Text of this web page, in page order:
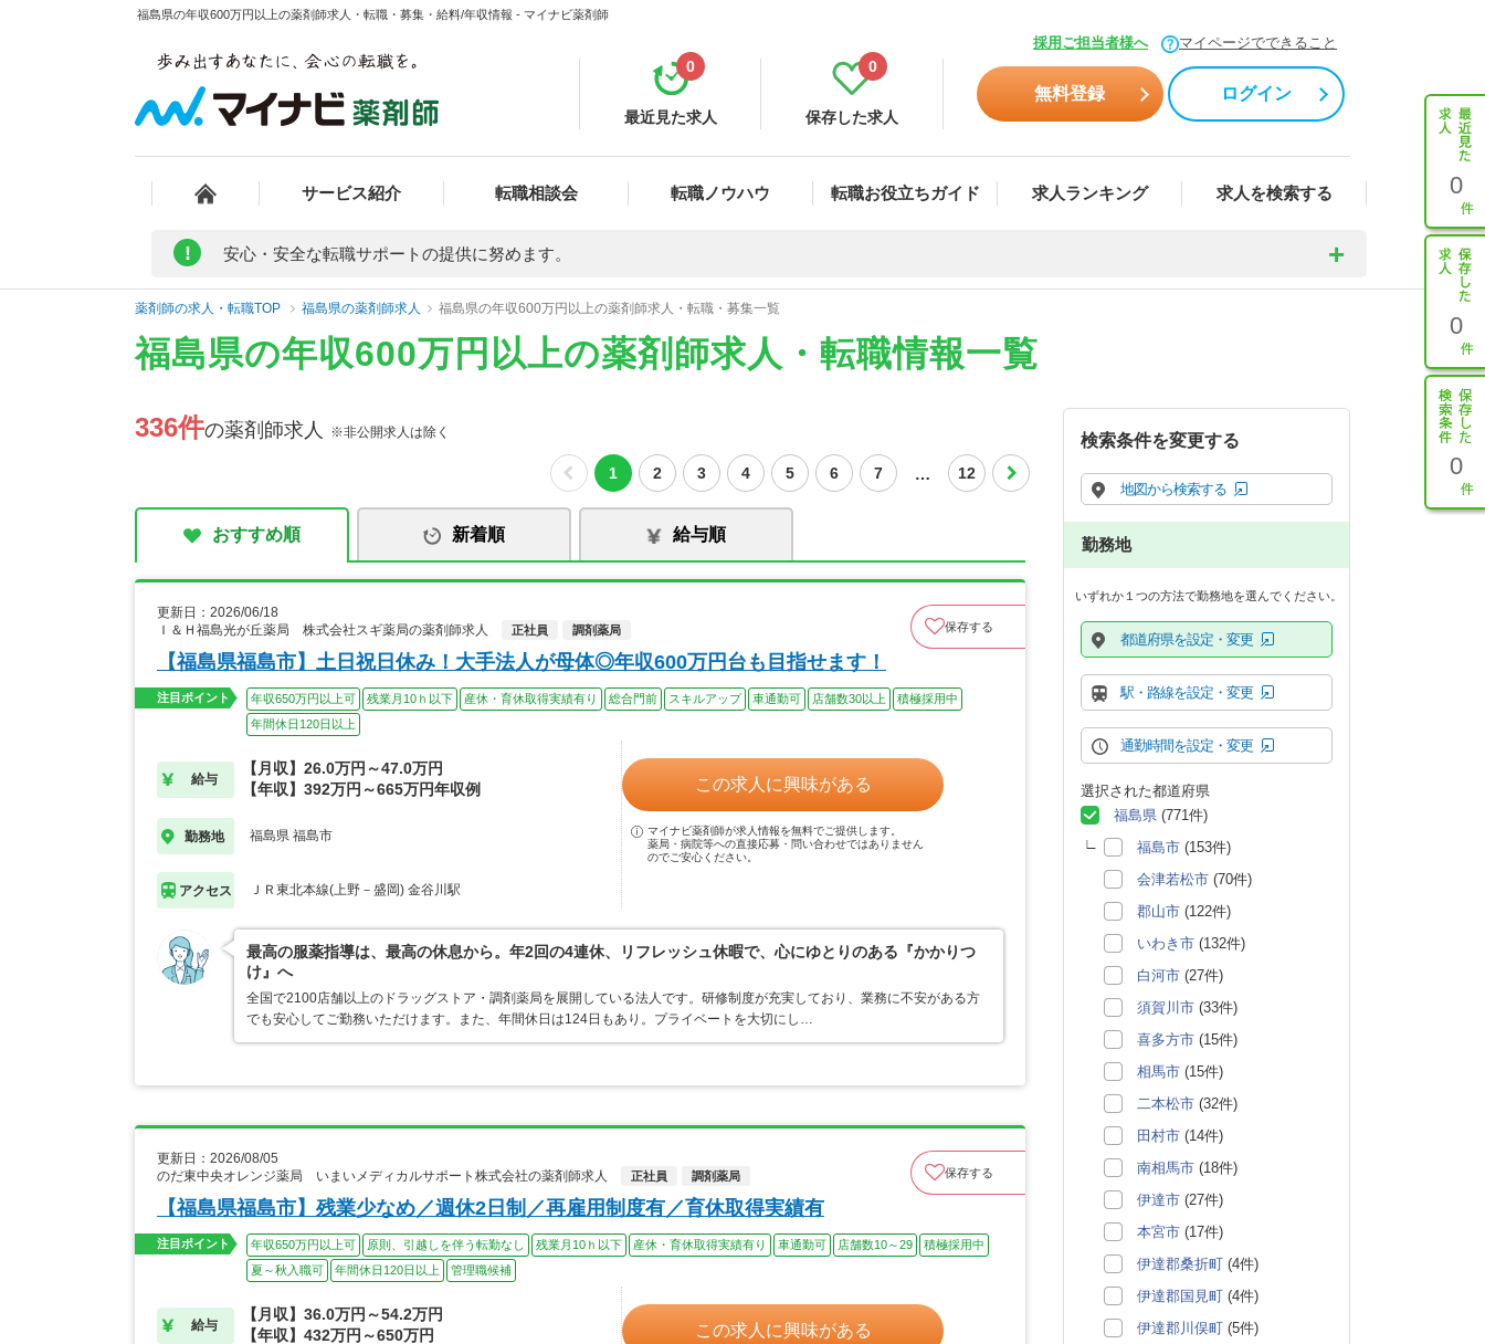
福島県の年収600万円以上の薬剤師求人・転職・募集・給料/年収情報 - マイナビ薬剤師
採用ご担当者様へ マイページでできること
最近見た求人
0
保存した求人
0
無料登録 ログイン
サービス紹介 転職相談会 転職ノウハウ 転職お役立ちガイド 求人ランキング 求人を検索する 0
0
0
! 安心・安全な転職サポートの提供に努めます。
薬剤師の求人・転職TOP 福島県の薬剤師求人 福島県の年収600万円以上の薬剤師求人・転職・募集一覧
福島県の年収600万円以上の薬剤師求人・転職情報一覧
336件の薬剤師求人 ※非公開求人は除く
1 2 3 4 5 6 7 … 12
おすすめ順 新着順 給与順
更新日：2026/06/18
Ｉ＆Ｈ福島光が丘薬局 株式会社スギ薬局の薬剤師求人
正社員 調剤薬局 保存する
【福島県福島市】土日祝日休み！大手法人が母体◎年収600万円台も目指せます！
注目ポイント 年収650万円以上可 残業月10ｈ以下 産休・育休取得実績有り 総合門前 スキルアップ 車通勤可 店舗数30以上
積極採用中
年間休日120日以上
給与
【月収】26.0万円～47.0万円
【年収】392万円～665万円年収例
勤務地 福島県 福島市
アクセス ＪＲ東北本線(上野－盛岡) 金谷川駅
この求人に興味がある
マイナビ薬剤師が求人情報を無料でご提供します。
薬局・病院等への直接応募・問い合わせではありません
のでご安心ください。
最高の服薬指導は、最高の休息から。年2回の4連休、リフレッシュ休暇で、心にゆとりのある『かかりつ
け』へ
全国で2100店舗以上のドラッグストア・調剤薬局を展開している法人です。研修制度が充実しており、業務に不安がある方
でも安心してご勤務いただけます。また、年間休日は124日もあり。プライベートを大切にし…
更新日：2026/08/05
のだ東中央オレンジ薬局 いまいメディカルサポート株式会社の薬剤師求人
正社員 調剤薬局 保存する
【福島県福島市】残業少なめ／週休2日制／再雇用制度有／育休取得実績有
注目ポイント 年収650万円以上可 原則、引越しを伴う転勤なし 残業月10ｈ以下 産休・育休取得実績有り 車通勤可 店舗数10～29
積極採用中
夏～秋入職可
年間休日120日以上 管理職候補
給与
【月収】36.0万円～54.2万円
【年収】432万円～650万円
この求人に興味がある
検索条件を変更する
地図から検索する
勤務地
いずれか１つの方法で勤務地を選んでください。
都道府県を設定・変更
駅・路線を設定・変更
通勤時間を設定・変更
選択された都道府県
福島県 (771件)
福島市 (153件)
会津若松市 (70件)
郡山市 (122件)
いわき市 (132件)
白河市 (27件)
須賀川市 (33件)
喜多方市 (15件)
相馬市 (15件)
二本松市 (32件)
田村市 (14件)
南相馬市 (18件)
伊達市 (27件)
本宮市 (17件)
伊達郡桑折町 (4件)
伊達郡国見町 (4件)
伊達郡川俣町 (5件)